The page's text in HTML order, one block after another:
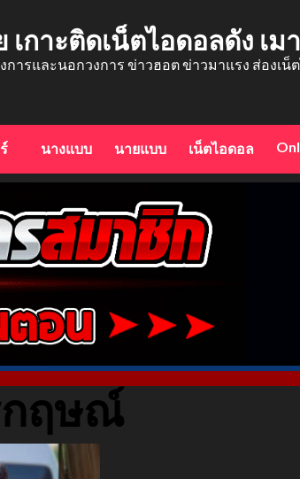
เกาะติดเน็ตไอดอลดัง
การและนอกวงการ ข่าวฮอต ข่าวมาแรง ส่อง
นางแบบ นายแบบ เน็ตไอดอล
กฤษณ์